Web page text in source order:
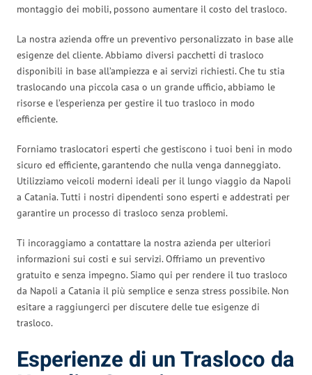
montaggio dei mobili, possono aumentare il costo del trasloco.
La nostra azienda offre un preventivo personalizzato in base alle
esigenze del cliente. Abbiamo diversi pacchetti di trasloco
disponibili in base all’ampiezza e ai servizi richiesti. Che tu stia
traslocando una piccola casa o un grande ufficio, abbiamo le
risorse e l’esperienza per gestire il tuo trasloco in modo
efficiente.
Forniamo traslocatori esperti che gestiscono i tuoi beni in modo
sicuro ed efficiente, garantendo che nulla venga danneggiato.
Utilizziamo veicoli moderni ideali per il lungo viaggio da Napoli
a Catania. Tutti i nostri dipendenti sono esperti e addestrati per
garantire un processo di trasloco senza problemi.
Ti incoraggiamo a contattare la nostra azienda per ulteriori
informazioni sui costi e sui servizi. Offriamo un preventivo
gratuito e senza impegno. Siamo qui per rendere il tuo trasloco
da Napoli a Catania il più semplice e senza stress possibile. Non
esitare a raggiungerci per discutere delle tue esigenze di
trasloco.
Esperienze di un Trasloco da